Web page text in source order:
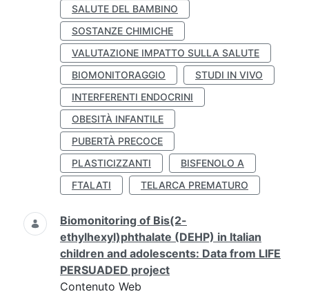
SALUTE DEL BAMBINO
SOSTANZE CHIMICHE
VALUTAZIONE IMPATTO SULLA SALUTE
BIOMONITORAGGIO
STUDI IN VIVO
INTERFERENTI ENDOCRINI
OBESITÀ INFANTILE
PUBERTÀ PRECOCE
PLASTICIZZANTI
BISFENOLO A
FTALATI
TELARCA PREMATURO
Biomonitoring of Bis(2-
ethylhexyl)phthalate (DEHP) in Italian
children and adolescents: Data from LIFE
PERSUADED project
Contenuto Web